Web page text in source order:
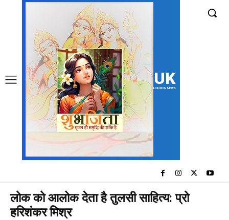
UK
LONDON NEWS
लोक को आलोक देता है तुलसी साहित्य: प्रो
हरिशंकर मिश्र